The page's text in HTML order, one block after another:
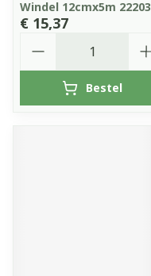
Windel 12cmx5m 22203
€ 15,37
Bestel